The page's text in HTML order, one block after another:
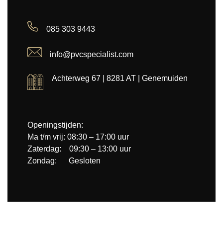
085 303 9443
info@pvcspecialist.com
Achterweg 67 | 8281 AT | Genemuiden
Openingstijden:
Ma t/m vrij: 08:30 – 17:00 uur
Zaterdag: 09:30 – 13:00 uur
Zondag: Gesloten